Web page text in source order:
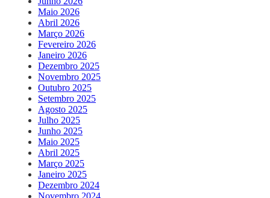
Maio 2026
Abril 2026
Março 2026
Fevereiro 2026
Janeiro 2026
Dezembro 2025
Novembro 2025
Outubro 2025
Setembro 2025
Agosto 2025
Julho 2025
Junho 2025
Maio 2025
Abril 2025
Março 2025
Janeiro 2025
Dezembro 2024
Novembro 2024